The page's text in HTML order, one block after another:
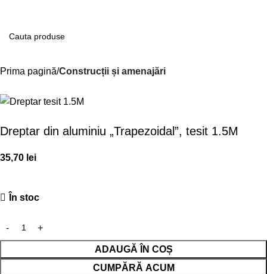
Prima pagină Construcții și amenajări
Dreptar din aluminiu „Trapezoidal”, tesit 1.5M
35,70 lei
În stoc
ADAUGĂ ÎN COȘ
CUMPĂRĂ ACUM